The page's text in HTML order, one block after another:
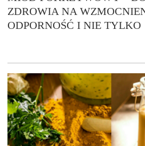
ZDROWIA NA
ODPORNOŚĆ I NIE TYLKO